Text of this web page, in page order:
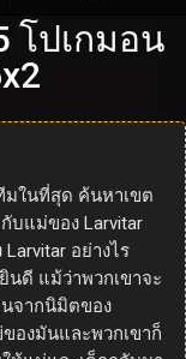
โปเกมอน
มในที่สุด ค้นหาเขต
บแม่ของ Larvitar
อย่างไร
นดี แม้ว่าพวกเขาจะ
จากนิมิตของ
องมันและพวกเขาก็